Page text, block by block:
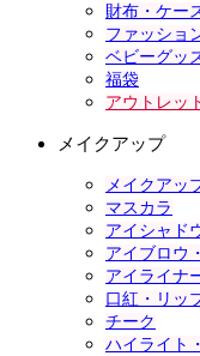
財布・ケー
ファッショ
ベビーグッ
福袋
アウトレッ
メイクアップ
メイクアッ
マスカラ
アイシャド
アイブロウ
アイライナ
口紅・リッ
チーク
ハイライト